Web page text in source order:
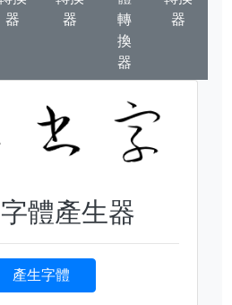
器
器
轉
換
器
器
體產生器
產生字體